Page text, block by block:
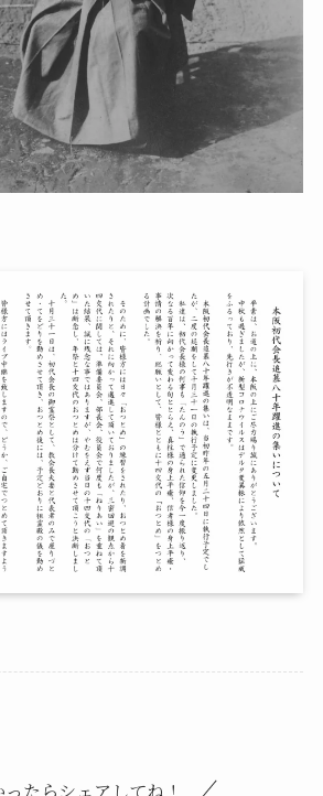
ったらシェアしてね！